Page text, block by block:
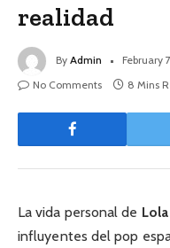
realidad
By Admin February
No Comments
8 Mins
La vida personal de
influyentes del pop